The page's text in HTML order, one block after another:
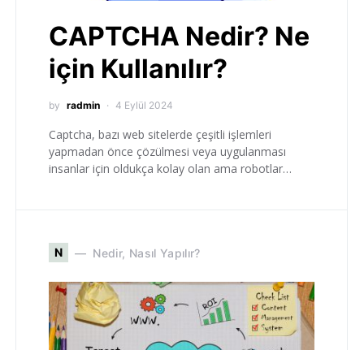
CAPTCHA Nedir? Ne
için Kullanılır?
by radmin 4 Eylül 2024
Captcha, bazı web sitelerde çeşitli işlemleri
yapmadan önce çözülmesi veya uygulanması
insanlar için oldukça kolay olan ama robotlar…
N Nedir, Nasıl Yapılır?